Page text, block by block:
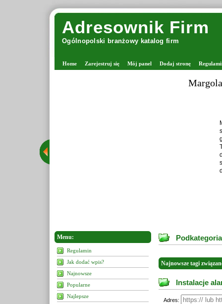
Adresownik Firm
Ogólnopolski branżowy katalog firm
Home Zarejestruj się Mój panel Dodaj stronę
Menu:
Regulamin
Jak dodać wpis?
Najnowsze
Popularne
Najlepsze
Najnowsze tagi
Instalacje
Adres: